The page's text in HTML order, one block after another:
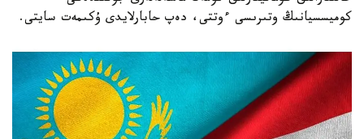
كوميسسيانىڭ وتىرىسى ءوتتى، دەپ حابارلايدى ۇكىمەت سايتى.